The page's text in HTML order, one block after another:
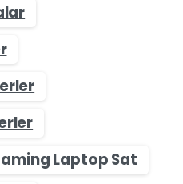
Laptop Sat